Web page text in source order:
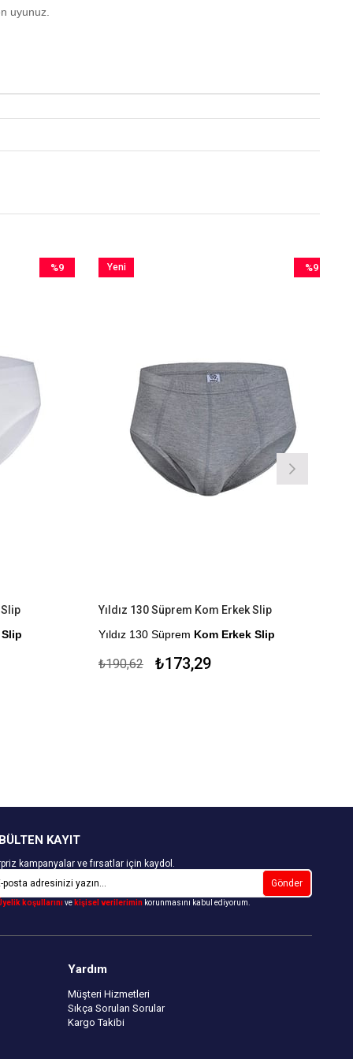
uyunuz.
%9
Yıldız 130 Süprem Kom Erkek Slip
Yıldız 130 SüpremKom Erkek Slip
%100 Pamuk₺173,29
₺190,62
%9
Yeni
KAYIT
kampanyalar ve fırsatlar için kaydol.
Gönder
koşullarınıve kişisel verileriminkorunmasını kabul ediyorum.
Yardım
Müşteri Hizmetleri
Sıkça Sorulan Sorular
Kargo Takibi